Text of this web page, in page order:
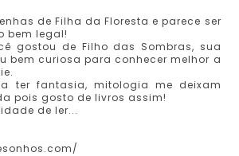
de Filha da Floresta e parece ser
bem legal!
gostou de Filho das Sombras, sua
bem curiosa para conhecer melhor a
ter fantasia, mitologia me deixam
pois gosto de livros assim!
de ler...